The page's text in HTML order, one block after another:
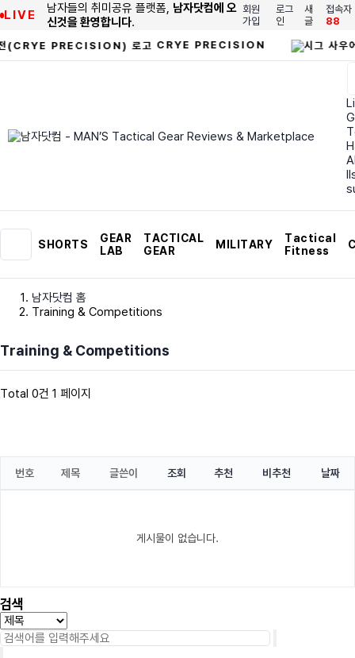
LIVE 남자들의 취미공유 플랫폼, 남자닷컴에 오
신것을 환영합니다.
회원
가입
로그
인
새
글
접속자
88
CRYE PRECISION
SHORTS
GEAR
LAB
TACTICAL
GEAR
MILITARY
Tactical
Fitness
남자닷컴 홈
Training & Competitions
Training & Competitions
Total 0건 1 페이지
번호 제목 글쓴이 조회 추천 비추천 날짜
게시물이 없습니다.
검색